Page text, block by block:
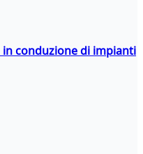
in conduzione di impianti